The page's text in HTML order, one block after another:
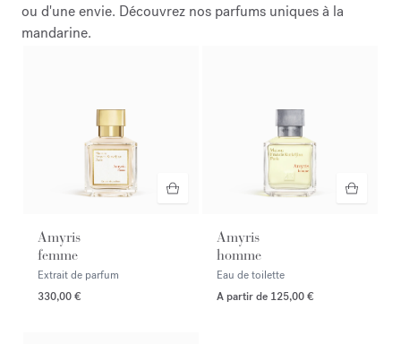
ou d'une envie. Découvrez nos parfums uniques à la
mandarine.
Amyris
femme
Extrait de parfum
330,00 €
Amyris
homme
Eau de toilette
A partir de 125,00 €